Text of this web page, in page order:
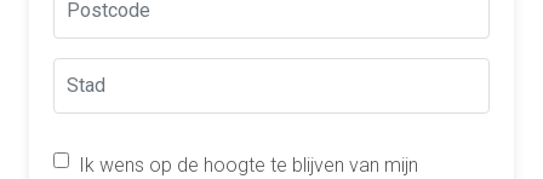
Ik wens op de hoogte te blijven van mijn